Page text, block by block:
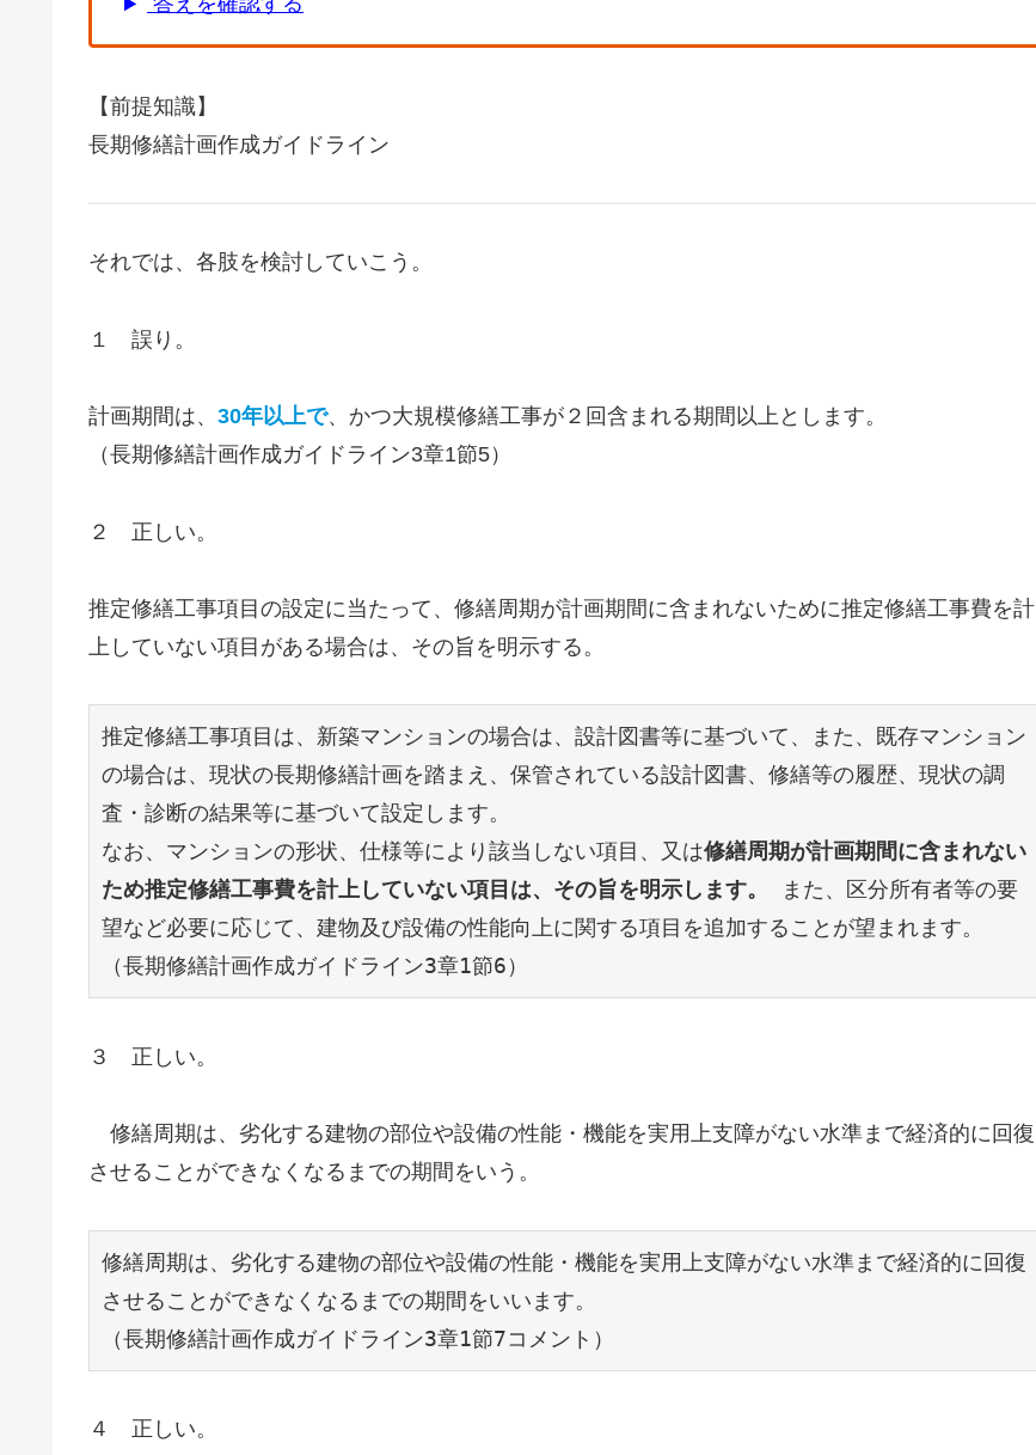
【前提知識】
長期修繕計画作成ガイドライン
それでは、各肢を検討していこう。
１ 誤り。
計画期間は、 30年以上で、かつ大規模修繕工事が２回含まれる期間以上とします。
（長期修繕計画作成ガイドライン3章1節5）
２ 正しい。
推定修繕工事項目の設定に当たって、修繕周期が計画期間に含まれないために推定修繕工事費を計
上していない項目がある場合は、その旨を明示する。
推定修繕工事項目は、新築マンションの場合は、設計図書等に基づいて、また、既存マンション
の場合は、現状の長期修繕計画を踏まえ、保管されている設計図書、修繕等の履歴、現状の調
査・診断の結果等に基づいて設定します。
なお、マンションの形状、仕様等により該当しない項目、又は修繕周期が計画期間に含まれない
ため推定修繕工事費を計上していない項目は、その旨を明示します。
また、区分所有者等の要
望など必要に応じて、建物及び設備の性能向上に関する項目を追加することが望まれます。
（長期修繕計画作成ガイドライン3章1節6）
３ 正しい。
修繕周期は、劣化する建物の部位や設備の性能・機能を実用上支障がない水準まで経済的に回復
させることができなくなるまでの期間をいう。
修繕周期は、劣化する建物の部位や設備の性能・機能を実用上支障がない水準まで経済的に回復
させることができなくなるまでの期間をいいます。
（長期修繕計画作成ガイドライン3章1節7コメント）
４ 正しい。